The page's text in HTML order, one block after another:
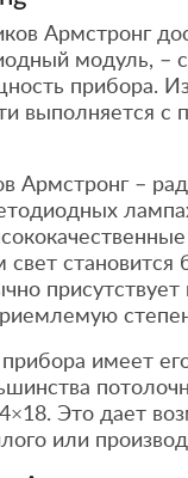
Армстронг
модуль, –
прибора.
выполняется с
–
имеет
Это дает
или